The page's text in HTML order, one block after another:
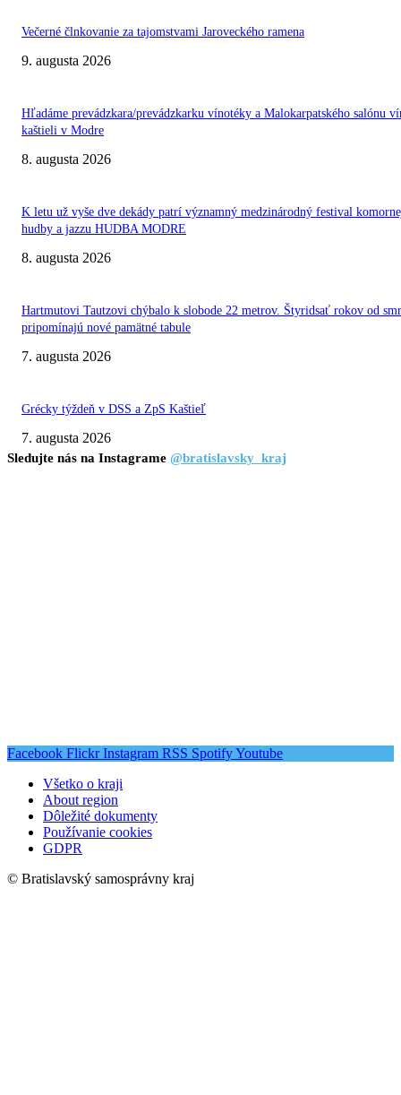
Večerné člnkovanie za tajomstvami Jaroveckého ramena
9. augusta 2026
Hľadáme prevádzkara/prevádzkarku vínotéky a Malokarpatského salónu
kaštieli v Modre
8. augusta 2026
K letu už vyše dve dekády patrí významný medzinárodný festival
hudby a jazzu HUDBA MODRE
8. augusta 2026
Hartmutovi Tautzovi chýbalo k slobode 22 metrov. Štyridsať rokov od
pripomínajú nové pamätné tabule
7. augusta 2026
Grécky týždeň v DSS a ZpS Kaštieľ
7. augusta 2026
Sledujte nás na Instagrame @bratislavsky_kraj
Facebook Flickr Instagram RSS SpotifyYoutube
Všetko o kraji
About region
Dôležité dokumenty
Používanie cookies
GDPR
© Bratislavský samosprávny kraj